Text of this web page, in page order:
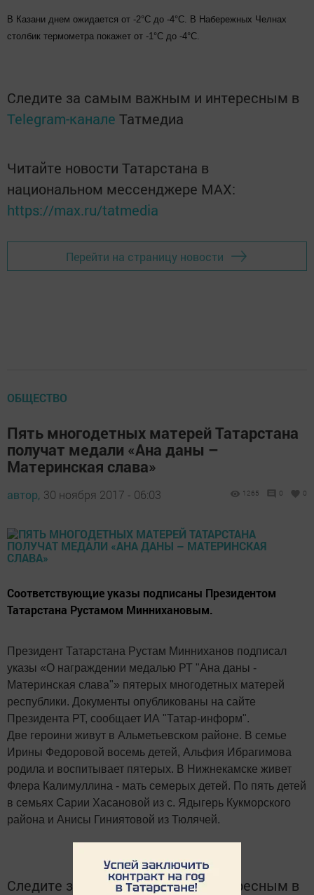
В Казани днем ожидается от -2°С до -4°С. В Набережных Челнах
столбик термометра покажет от -1°С до -4°С.
Следите за самым важным и интересным в
Telegram-канале Татмедиа
Читайте новости Татарстана в
национальном мессенджере MАХ:
https://max.ru/tatmedia
Перейти на страницу новости
ОБЩЕСТВО
Пять многодетных матерей Татарстана
получат медали «Ана даны –
Материнская слава»
автор, 30 ноября 2017 - 06:03 1265 0 0
Соответствующие указы подписаны Президентом
Татарстана Рустамом Миннихановым.
Президент Татарстана Рустам Минниханов подписал
указы «О награждении медалью РТ "Ана даны -
Материнская слава"» пятерых многодетных матерей
республики. Документы опубликованы на сайте
Президента РТ, сообщает ИА "Татар-информ".
Две героини живут в Альметьевском районе. В семье
Ирины Федоровой восемь детей, Альфия Ибрагимова
родила и воспитывает пятерых. В Нижнекамске живет
Флера Калимуллина - мать семерых детей. По пять детей
в семьях Сарии Хасановой из с. Ядыгерь Кукморского
района и Анисы Гиниятовой из Тюлячей.
Следите за самым важным и интересным в